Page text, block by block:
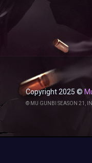
Copyright 2025 ©
© MU GUNBI SEASON 21,